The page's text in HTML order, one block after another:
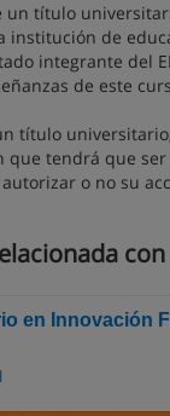
un título
institución de
integrante del
de este
título
que tendrá que
o no su
en Innovación